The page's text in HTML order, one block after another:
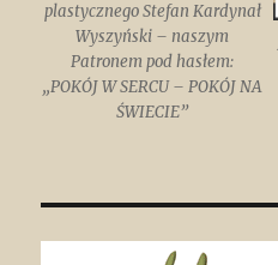
plastycznego Stefan Kardynał
Wyszyński – naszym
Patronem pod hasłem:
„POKÓJ W SERCU – POKÓJ NA
ŚWIECIE”